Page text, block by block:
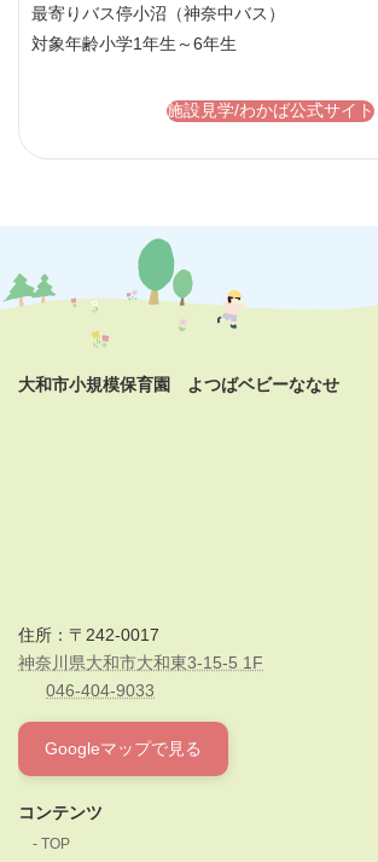
最寄りバス停小沼（神奈中バス）
対象年齢小学1年生～6年生
施設見学/わかば公式サイト
大和市小規模保育園 よつばベビーななせ
住所：〒242-0017
神奈川県大和市大和東3-15-5 1F
046-404-9033
Googleマップで見る
コンテンツ
TOP